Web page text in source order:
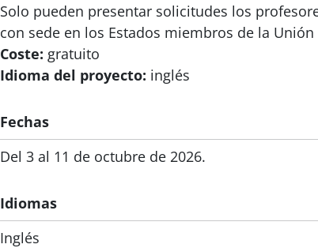
Solo pueden presentar solicitudes los
con sede en los Estados miembros de la Unión
Coste: gratuito
Idioma del proyecto: inglés
Fechas
Del 3 al 11 de octubre de 2026.
Idiomas
Inglés